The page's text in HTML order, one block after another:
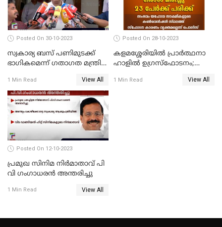
Posted On 30-10-2023
സ്വകാര്യ ബസ് പണിമുടക്ക്
ഭാഗികമെന്ന് ഗതാഗത മന്ത്രി
1 Min Read View All
Posted On 28-10-2023
കളമശ്ശേരിയിൽ പ്രാർത്ഥനാ
ഹാളിൽ ഉഗ്രസ്‌ഫോടനം;
പേരുടെ നില ഗുരുതരം
1 Min Read View All
Posted On 12-10-2023
പ്രമുഖ സിനിമ നിർമാതാവ് പി
വി ഗംഗാധരൻ അന്തരിച്ചു
1 Min Read View All